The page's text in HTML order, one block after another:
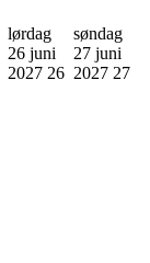
lørdag
26 juni
2027 26
søndag
27 juni
2027 27